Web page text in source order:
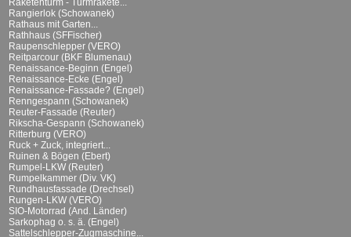
Raketenturm - Turmrakete...
Rangierlok (Schowanek)
Rathaus mit Garten...
Rathhaus (SFFischer)
Raupenschlepper (VERO)
Reitparcour (BKF Blumenau)
Renaissance-Beginn (Engel)
Renaissance-Ecke (Engel)
Renaissance-Fassade? (Engel)
Renngespann (Schowanek)
Reuter-Fassade (Reuter)
Rikscha-Gespann (Schowanek)
Ritterburg (VERO)
Ruck + Zuck, integriert...
Ruinen & Bögen (Ebert)
Rumpel-LKW (Reuter)
Rumpelkammer (Div. VK)
Rundhausfassade (Drechsel)
Rungen-LKW (VERO)
SIO-Motorrad (And. Länder)
Sarkophag o. s. ä. (Engel)
Sattelschlepper-Zugmaschine...